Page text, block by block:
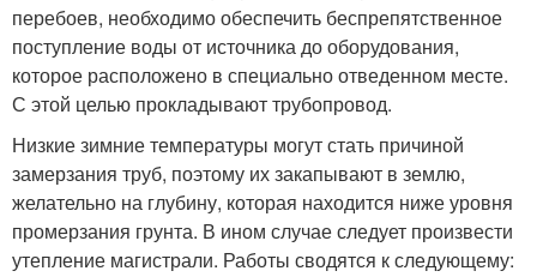
перебоев, необходимо обеспечить беспрепятственное
поступление воды от источника до оборудования,
которое расположено в специально отведенном месте.
С этой целью прокладывают трубопровод.
Низкие зимние температуры могут стать причиной
замерзания труб, поэтому их закапывают в землю,
желательно на глубину, которая находится ниже уровня
промерзания грунта. В ином случае следует произвести
утепление магистрали. Работы сводятся к следующему: